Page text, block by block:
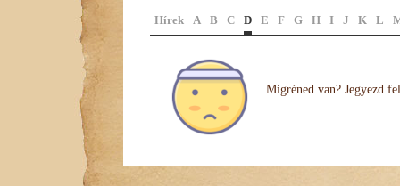
Hírek A B C D E F G H I J K L
Migréned van? Jegyezd